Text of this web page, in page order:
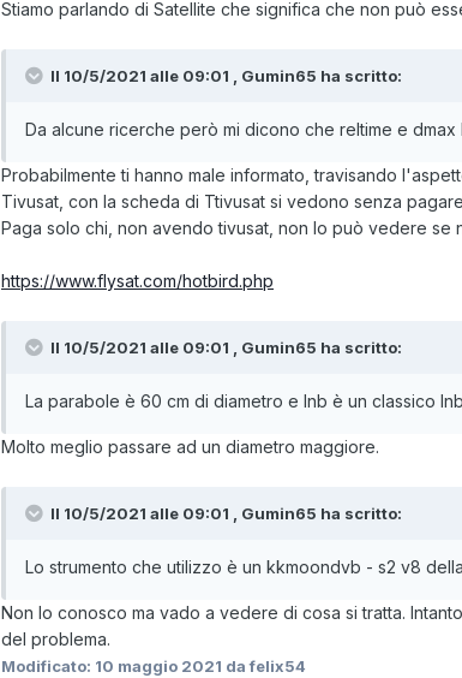
Stiamo parlando di Satellite che significa che non può
Il 10/5/2021 alle 09:01 , Gumin65 ha scritto:
Da alcune ricerche però mi dicono che reltime e
Probabilmente ti hanno male informato, travisando
Tivusat, con la scheda di Ttivusat si vedono senza
Paga solo chi, non avendo tivusat, non lo può vedere se
https://www.flysat.com/hotbird.php
Il 10/5/2021 alle 09:01 , Gumin65 ha scritto:
La parabole è 60 cm di diametro e lnb è un classico
Molto meglio passare ad un diametro maggiore.
Il 10/5/2021 alle 09:01 , Gumin65 ha scritto:
Lo strumento che utilizzo è un kkmoondvb - s2 v8
Non lo conosco ma vado a vedere di cosa si tratta.
del problema.
Modificato: 10 maggio 2021 da felix54